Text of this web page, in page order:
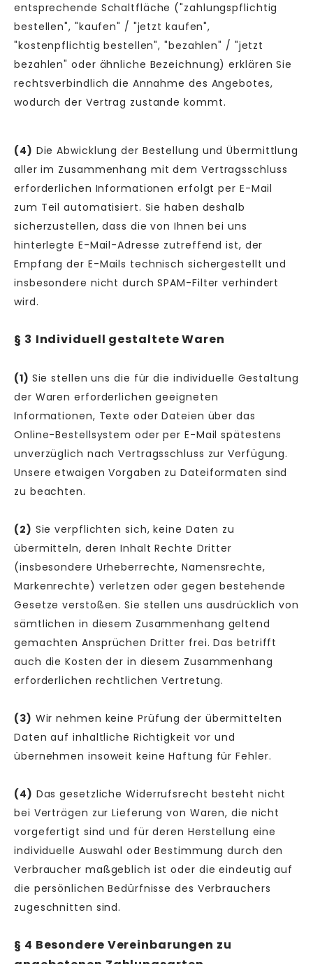
entsprechende Schaltfläche ("zahlungspflichtig
bestellen", "kaufen" / "jetzt kaufen",
"kostenpflichtig bestellen", "bezahlen" / "jetzt
bezahlen" oder ähnliche Bezeichnung) erklären Sie
rechtsverbindlich die Annahme des Angebotes,
wodurch der Vertrag zustande kommt.
(4) Die Abwicklung der Bestellung und Übermittlung
aller im Zusammenhang mit dem Vertragsschluss
erforderlichen Informationen erfolgt per E-Mail
zum Teil automatisiert. Sie haben deshalb
sicherzustellen, dass die von Ihnen bei uns
hinterlegte E-Mail-Adresse zutreffend ist, der
Empfang der E-Mails technisch sichergestellt und
insbesondere nicht durch SPAM-Filter verhindert
wird.
§ 3 Individuell gestaltete Waren
(1) Sie stellen uns die für die individuelle Gestaltung
der Waren erforderlichen geeigneten
Informationen, Texte oder Dateien über das
Online-Bestellsystem oder per E-Mail spätestens
unverzüglich nach Vertragsschluss zur Verfügung.
Unsere etwaigen Vorgaben zu Dateiformaten sind
zu beachten.
(2) Sie verpflichten sich, keine Daten zu
übermitteln, deren Inhalt Rechte Dritter
(insbesondere Urheberrechte, Namensrechte,
Markenrechte) verletzen oder gegen bestehende
Gesetze verstoßen. Sie stellen uns ausdrücklich von
sämtlichen in diesem Zusammenhang geltend
gemachten Ansprüchen Dritter frei. Das betrifft
auch die Kosten der in diesem Zusammenhang
erforderlichen rechtlichen Vertretung.
(3) Wir nehmen keine Prüfung der übermittelten
Daten auf inhaltliche Richtigkeit vor und
übernehmen insoweit keine Haftung für Fehler.
(4) Das gesetzliche Widerrufsrecht besteht nicht
bei Verträgen zur Lieferung von Waren, die nicht
vorgefertigt sind und für deren Herstellung eine
individuelle Auswahl oder Bestimmung durch den
Verbraucher maßgeblich ist oder die eindeutig auf
die persönlichen Bedürfnisse des Verbrauchers
zugeschnitten sind.
§ 4 Besondere Vereinbarungen zu